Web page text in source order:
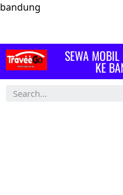
bandung
SEWA
KE